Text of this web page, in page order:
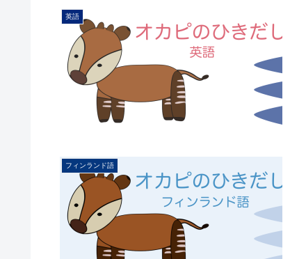
英語
フィンランド語